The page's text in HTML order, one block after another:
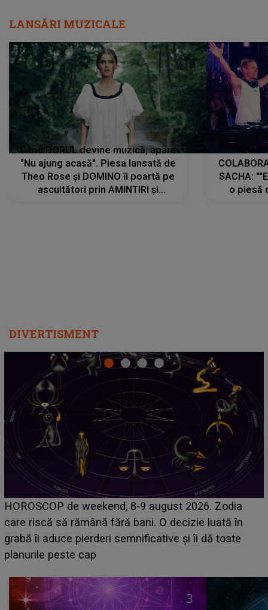
LANSĂRI MUZICALE
Când DORUL devine muzică, apare
"Nu ajung acasă". Piesa lansată de
Theo Rose și DOMINO îi poartă pe
ascultători prin AMINTIRI și
SACHA:
o piesă
DIVERTISMENT
Emanuel a ținut ACEST DETALIU ASCUNS până
acum! În fața Alexandrei, concurentul din Casa Iubirii
face o MĂRTURISIRE NEAȘTEPTATĂ despre mama
sa: "I-am spus și ei în față, eu nu te iubesc pentru